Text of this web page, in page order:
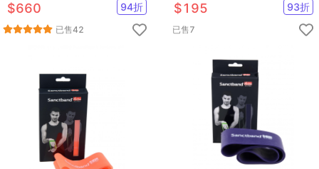
$660 94折
已售42
$195 93折
已售7